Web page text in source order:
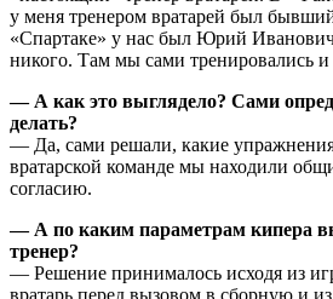
у меня тренером вратарей был
«Спартаке» у нас был Юрий
никого. Там мы сами тренировались и
— А как это выглядело? Сами
делать?
— Да, сами решали, какие
вратарской команде мы находили
согласию.
— А по каким параметрам кипера
тренер?
— Решение принималось исходя из